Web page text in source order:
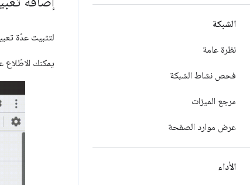
الشبكة
نظرة عامة
فحص نشاط الشبكة
مرجع الميزات
عرض موارد الصفحة
الأداء
لتثبيت عدّة
يمكنك الاطّلاع